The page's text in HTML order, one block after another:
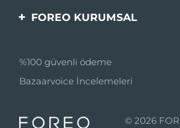
Ürün Kaydı
FOREO KURUMSAL
Ortaklik Programi
Ortaklık haberleri
%100 güvenli ödeme
Bazaarvoice İncelemeleri
© 2026